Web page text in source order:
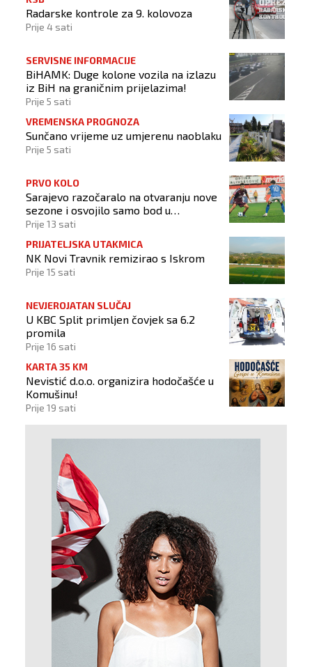
Radarske kontrole za 9. kolovoza
Prije 4 sati
SERVISNE INFORMACIJE
BiHAMK: Duge kolone vozila na izlazu
iz BiH na graničnim prijelazima!
Prije 5 sati
VREMENSKA PROGNOZA
Sunčano vrijeme uz umjerenu naoblaku
Prije 5 sati
PRVO KOLO
Sarajevo razočaralo na otvaranju nove
sezone i osvojilo samo bod u
Vrapčićima
Prije 13 sati
PRIJATELJSKA UTAKMICA
NK Novi Travnik remizirao s Iskrom
Prije 15 sati
NEVJEROJATAN SLUČAJ
U KBC Split primljen čovjek sa 6.2
promila
Prije 16 sati
KARTA 35 KM
Nevistić d.o.o. organizira hodočašće u
Komušinu!
Prije 19 sati